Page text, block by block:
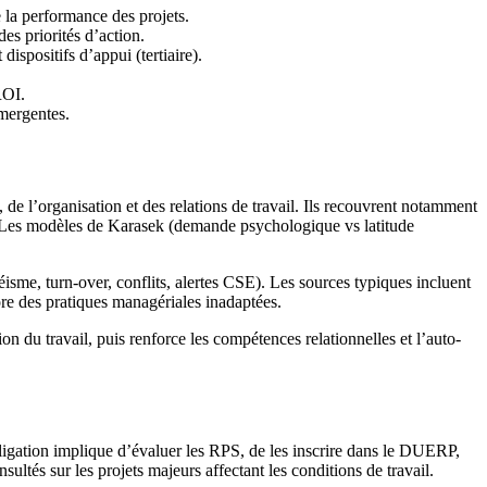
performance des projets.
priorités d’action.
d’appui (tertiaire).
l’organisation et des relations de travail. Ils recouvrent notamment
modèles de Karasek (demande psychologique vs latitude
turn-over, conflits, alertes CSE). Les sources typiques incluent
des pratiques managériales inadaptées.
du travail, puis renforce les compétences relationnelles et l’auto-
implique d’évaluer les RPS, de les inscrire dans le DUERP,
sur les projets majeurs affectant les conditions de travail.